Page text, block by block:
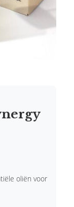
oliën voor